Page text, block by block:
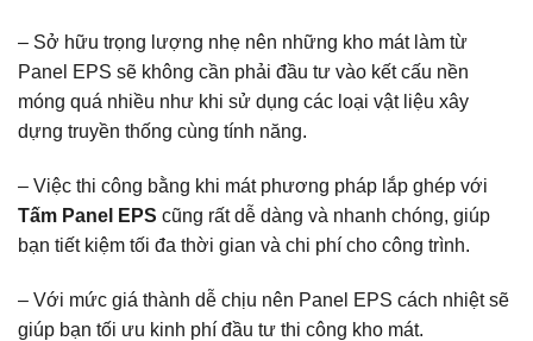
– Sở hữu trọng lượng nhẹ nên những kho mát làm từ
Panel EPS sẽ không cần phải đầu tư vào kết cấu nền
móng quá nhiều như khi sử dụng các loại vật liệu xây
dựng truyền thống cùng tính năng.
– Việc thi công bằng khi mát phương pháp lắp ghép với
Tấm Panel EPS cũng rất dễ dàng và nhanh chóng, giúp
bạn tiết kiệm tối đa thời gian và chi phí cho công trình.
– Với mức giá thành dễ chịu nên Panel EPS cách nhiệt sẽ
giúp bạn tối ưu kinh phí đầu tư thi công kho mát.